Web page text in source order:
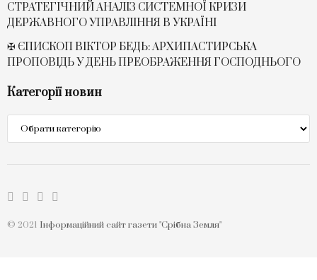
СТРАТЕГІЧНИЙ АНАЛІЗ СИСТЕМНОЇ КРИЗИ
ДЕРЖАВНОГО УПРАВЛІННЯ В УКРАЇНІ
✠ ЄПИСКОП ВІКТОР БЕДЬ: АРХИПАСТИРСЬКА
ПРОПОВІДЬ У ДЕНЬ ПРЕОБРАЖЕННЯ ГОСПОДНЬОГО
Категорії новин
новин
© 2021 Інформаційний сайт газети "Срібна Земля"